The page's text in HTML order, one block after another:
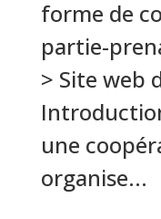
forme de
partie-
> Site web
une
organise...